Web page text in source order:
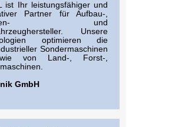
ist Ihr leistungsfähiger und
Partner für Aufbau-,
und
Unsere
optimieren die
Sondermaschinen
von Land-, Forst-,
GmbH